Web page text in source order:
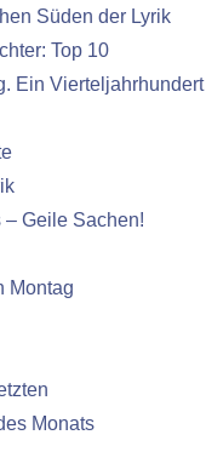
Süden der Lyrik
Top 10
Ein
– Geile Sachen!
Montag
Monats